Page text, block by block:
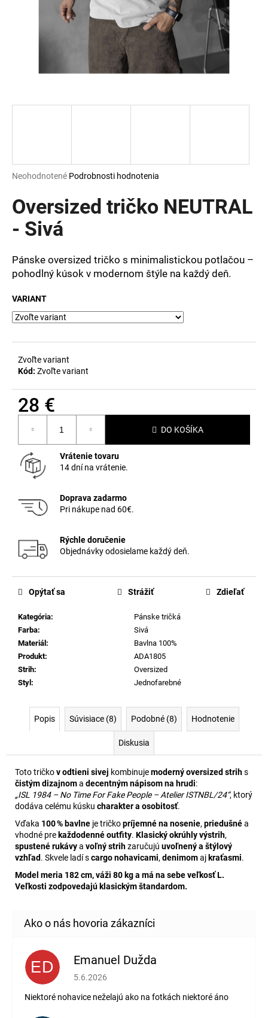
Priemerné
produktu
je
z
hviezdičiek.
Neohodnotené Podrobnosti hodnotenia
Oversized tričko NEUTRAL
- Sivá
Pánske oversized tričko s minimalistickou potlačou –
pohodlný kúsok v modernom štýle na každý deň.
VARIANT
Zvoľte variant
Kód: Zvoľte variant
28 €
cena:
DO KOŠÍKA
Vrátenie tovaru
14 dní na vrátenie.
Doprava zadarmo
Pri nákupe nad 60€.
Rýchle doručenie
Objednávky odosielame každý deň.
Kategória:
Pánske tričká
Farba:
Sivá
Materiál :
Bavlna 100%
Produkt:
ADA1805
Strih:
Oversized
Styl : Jednofarebné
Opýtať sa Strážiť Zdieľať
Popis Súvisiace (8) Podobné (8) Hodnotenie
Diskusia
Toto tričkov odtieni sivej kombinujemoderný oversized strihs
čistým dizajnoma decentným nápisom na hrudi:
„ISL 1984 – No Time For Fake People – Atelier ISTNBL/24“, ktorý
dodáva celému kúsku charakter a osobitosť.
Vďaka 100 % bavlne je tričkopríjemné na nosenie,priedušnéa
vhodné pre každodenné outfity. Klasický okrúhly výstrih,
spustené rukávya voľný strihzaručujú uvoľnený a štýlový
vzhľad. Skvele ladí scargo nohavicami,denimomaj kraťasmi.
Model meria 182 cm, váži 80 kg a má na sebe veľkosť L.
Veľkosti zodpovedajú klasickým štandardom.
ED Emanuel Dužda
Hodnotenie obchodu je 2 z 5 hviezdičiek.
5.6.2026
Niektoré nohavice neželajú ako na fotkách niektoré áno
d
p
o
ú
č
a
m
e